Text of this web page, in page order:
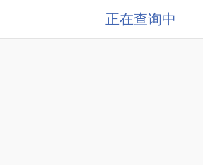
正在查询中